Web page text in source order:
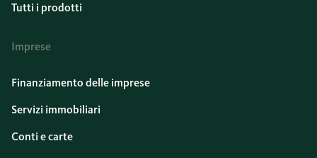
Tutti i prodotti
Imprese
Finanziamento delle imprese
Servizi immobiliari
Conti e carte